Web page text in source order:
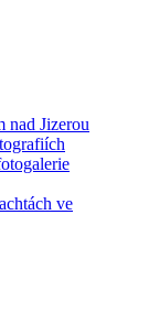
nad Jizerou
ve